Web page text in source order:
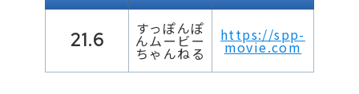
21.6
すっぽんぽ
んムービー
ちゃんねる
https://spp-
movie.com